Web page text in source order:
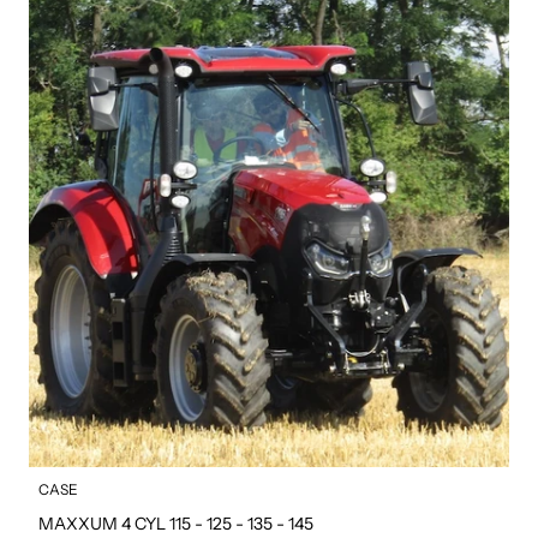
CASE
MAXXUM 4 CYL 115 - 125 - 135 - 145